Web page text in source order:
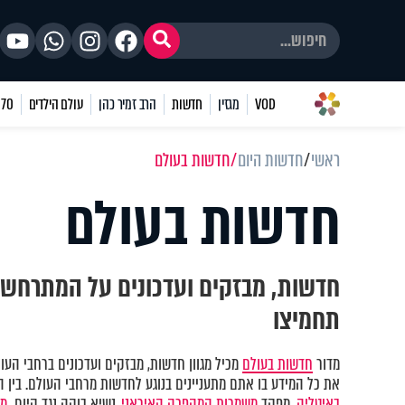
VOD מגזין חדשות הרב זמיר כהן עולם הילדים 70 שאלות
ראשי חדשות היום חדשות בעולם
חדשות בעולם
חדשות, מבזקים ועדכונים על
תחמיצו
מדורחדשות בעולםמכיל מגוון חדשות, מבזקים ועדכונים ברחבי
את כל המידע בו אתם מתעניינים בנוגע לחדשות מרחבי העולם.